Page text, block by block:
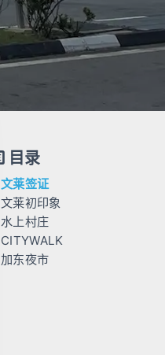
目录
文莱签证
文莱初印象
水上村庄
CITYWALK
加东夜市